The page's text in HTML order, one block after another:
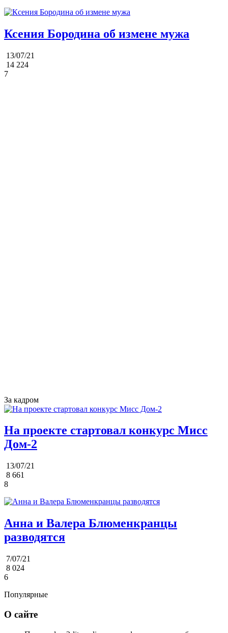
Ксения Бородина об измене мужа
13/07/21
14 224
7
За кадром
На проекте стартовал конкурс Мисс
Дом-2
13/07/21
8 661
8
Анна и Валера Блюменкранцы
разводятся
7/07/21
8 024
6
Популярные
О сайте